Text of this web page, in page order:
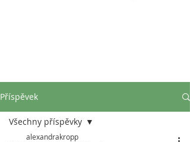
Příspěvek
Všechny příspěvky
alexandrakropp